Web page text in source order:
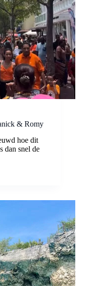
& Romy
hoe dit
dan snel de